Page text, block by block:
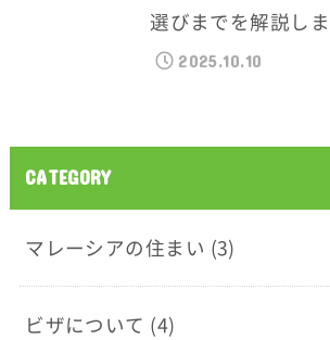
選びまでを解説し
2025.10.10
CATEGORY
マレーシアの住まい (3)
ビザについて (4)